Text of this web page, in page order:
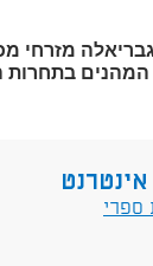
גבריאלה מזרחי
בתחרות
ספרי